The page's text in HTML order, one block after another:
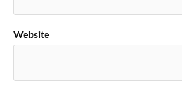
Website